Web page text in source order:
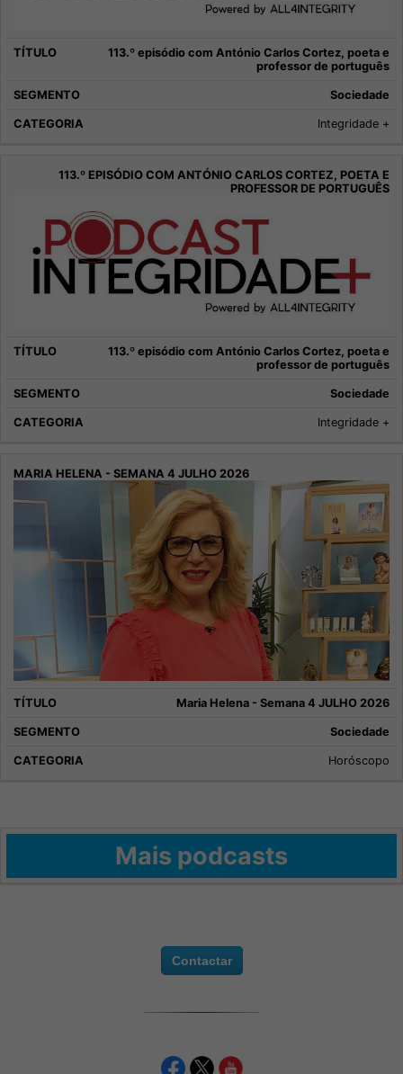
113.º episódio com António Carlos Cortez, poeta e
professor de português
Sociedade
Integridade +
113.º episódio com António Carlos Cortez, poeta e
professor de português
Sociedade
Integridade +
Maria Helena - Semana 4 JULHO 2026
Sociedade
Horóscopo
Mais podcasts
Contactar